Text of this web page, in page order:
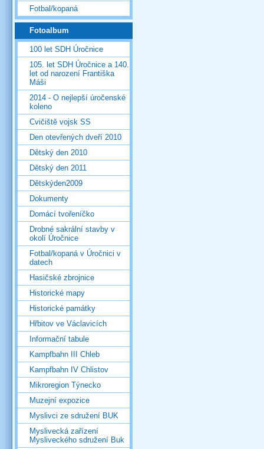
Fotbal/kopaná
Fotoalbum
100 let SDH Úročnice
105. let SDH Úročnice a 140.
let od narození Františka
Máši
2014 - O nejlepší úročenské
koleno
Cvičiště vojsk SS
Den otevřených dveří 2010
Dětský den 2010
Dětský den 2011
Dětskýden2009
Dokumenty
Domácí tvořeníčko
Drobné sakrální stavby v
okolí Úročnice
Fotbal/kopaná v Úročnici v
datech
Hasičské zbrojnice
Historické mapy
Historické památky
Hřbitov ve Václavicích
Informační tabule
Kampfbahn III Chleb
Kampfbahn IV Chlistov
Mikroregion Týnecko
Muzejní expozice
Myslivci ze sdružení BUK
Myslivecká zařízení
Mysliveckého sdružení Buk